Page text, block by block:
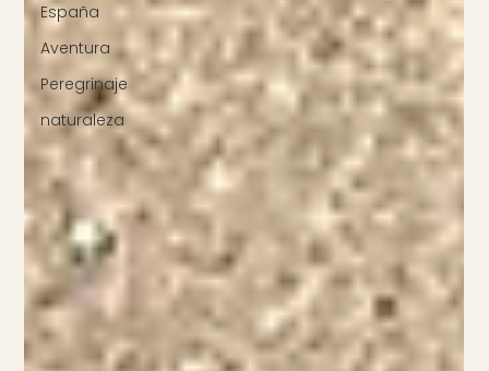
España
Aventura
Peregrinaje
naturaleza